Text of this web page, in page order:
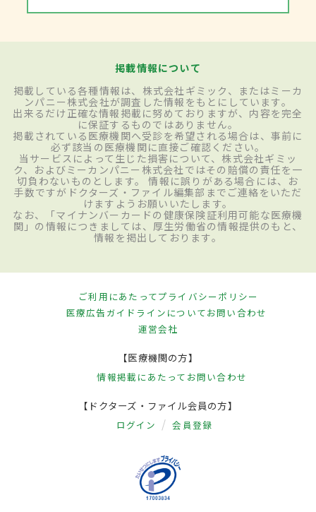
掲載情報について
掲載している各種情報は、株式会社ギミック、またはミーカ
ンパニー株式会社が調査した情報をもとにしています。
出来るだけ正確な情報掲載に努めておりますが、内容を完全
に保証するものではありません。
掲載されている医療機関へ受診を希望される場合は、事前に
必ず該当の医療機関に直接ご確認ください。
当サービスによって生じた損害について、株式会社ギミッ
ク、およびミーカンパニー株式会社ではその賠償の責任を一
切負わないものとします。 情報に誤りがある場合には、お
手数ですがドクターズ・ファイル編集部までご連絡をいただ
けますようお願いいたします。
なお、「マイナンバーカードの健康保険証利用可能な医療機
関」の情報につきましては、厚生労働省の情報提供のもと、
情報を掲出しております。
ご利用にあたってプライバシーポリシー
医療広告ガイドラインについてお問い合わせ
運営会社
【医療機関の方】
情報掲載にあたって お問い合わせ
【ドクターズ・ファイル会員の方】
ログイン 会員登録